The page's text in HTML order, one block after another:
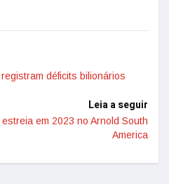
déficits bilionários
Leia a seguir
em 2023 no Arnold South
America